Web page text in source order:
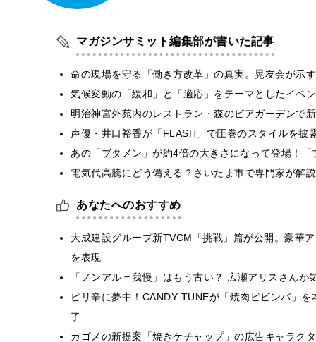
マガジンサミット編集部が書いた記事
命の現場を守る「働き方改革」の真実。晃友会が示
気候変動の「緩和」と「適応」をテーマとしたイベ
明治神宮外苑内のレストラン・森のビアガーデンで
声優・井口裕香が「FLASH」で圧巻のスタイルを
あの「ブタメン」が約4倍の大きさになって登場！
電気代高騰にどう備える？さいたま市で専門家が解
あなたへのおすすめ
大成建設グループ新TVCM「挑戦」篇が公開。豪華
を表現
「ノンアル＝我慢」はもう古い？ 広瀬アリスさん
ピリ辛に夢中！CANDY TUNEが「焼肉ビビンバ」
了
カゴメの新提案「焼きケチャップ」の広告キャラク